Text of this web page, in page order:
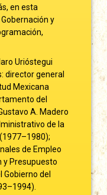
en esta
y
Urióstegui
director general
Mexicana
del
A. Madero
de la
de Empleo
y Presupuesto
del